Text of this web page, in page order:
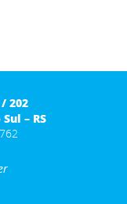
202
– RS